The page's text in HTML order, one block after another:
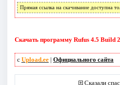
Прямая ссылка на скачивание доступна
Скачать программу Rufus 4.5 Build
с Upload.ee| Официального сайта
Сказали